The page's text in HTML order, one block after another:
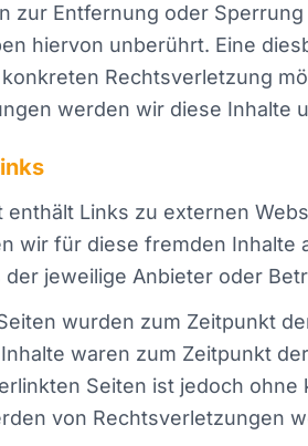
zur Entfernung oder
hiervon unberührt. Eine
Rechtsverletzung
werden wir diese Inhalte
enthält Links zu externen
wir für diese fremden Inhalte
der jeweilige Anbieter oder
wurden zum Zeitpunkt
waren zum Zeitpunkt
Seiten ist jedoch
von Rechtsverletzungen